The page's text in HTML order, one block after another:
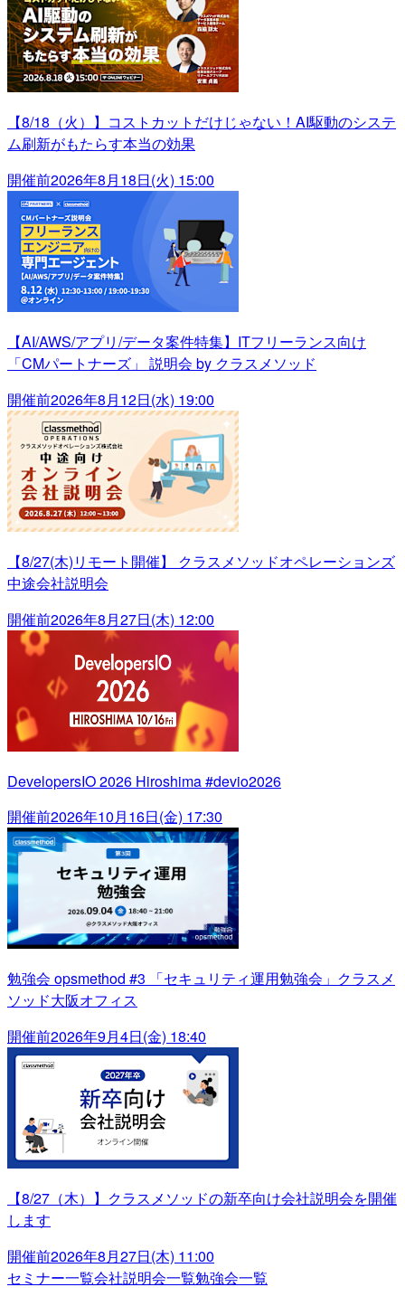
【8/18（火）】コストカットだけじゃない！AI駆動のシステ
ム刷新がもたらす本当の効果
開催前2026年8月18日(火) 15:00
【AI/AWS/アプリ/データ案件特集】ITフリーランス向け
「CMパートナーズ」 説明会 by クラスメソッド
開催前2026年8月12日(水) 19:00
【8/27(木)リモート開催】 クラスメソッドオペレーションズ
中途会社説明会
開催前2026年8月27日(木) 12:00
DevelopersIO 2026 Hiroshima #devio2026
開催前2026年10月16日(金) 17:30
勉強会 opsmethod #3 「セキュリティ運用勉強会」クラスメ
ソッド大阪オフィス
開催前2026年9月4日(金) 18:40
【8/27（木）】クラスメソッドの新卒向け会社説明会を開催
します
開催前2026年8月27日(木) 11:00
セミナー一覧会社説明会一覧勉強会一覧